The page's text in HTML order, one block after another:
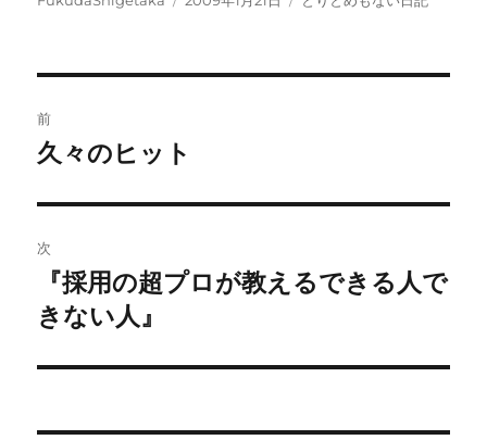
稿
ビ
ゲ
ー
シ
前
前
投
稿:
久々のヒット
次
次
の
稿:
『採用の超プロが教えるできる人で
きない人』